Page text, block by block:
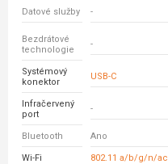
Datové služby
-
Bezdrátové
technologie
-
Systémový
konektor
USB-C
Infračervený
port
-
Bluetooth Ano
Wi-Fi 802.11 a/b/g/n/ac